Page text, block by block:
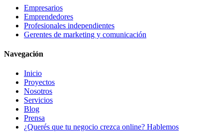
Empresarios
Emprendedores
Profesionales independientes
Gerentes de marketing y comunicación
Navegación
Inicio
Proyectos
Nosotros
Servicios
Blog
Prensa
¿Querés que tu negocio crezca online? Hablemos